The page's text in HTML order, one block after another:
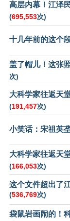
高层内幕！江泽
(695,553次)
十几年前的这个
盖了帽儿！这张
次)
大科学家往返天
(191,457次)
小笑话：宋祖英
大科学家往返天
(166,053次)
这个文件超出了
(536,769次)
袋鼠岩画闹的！